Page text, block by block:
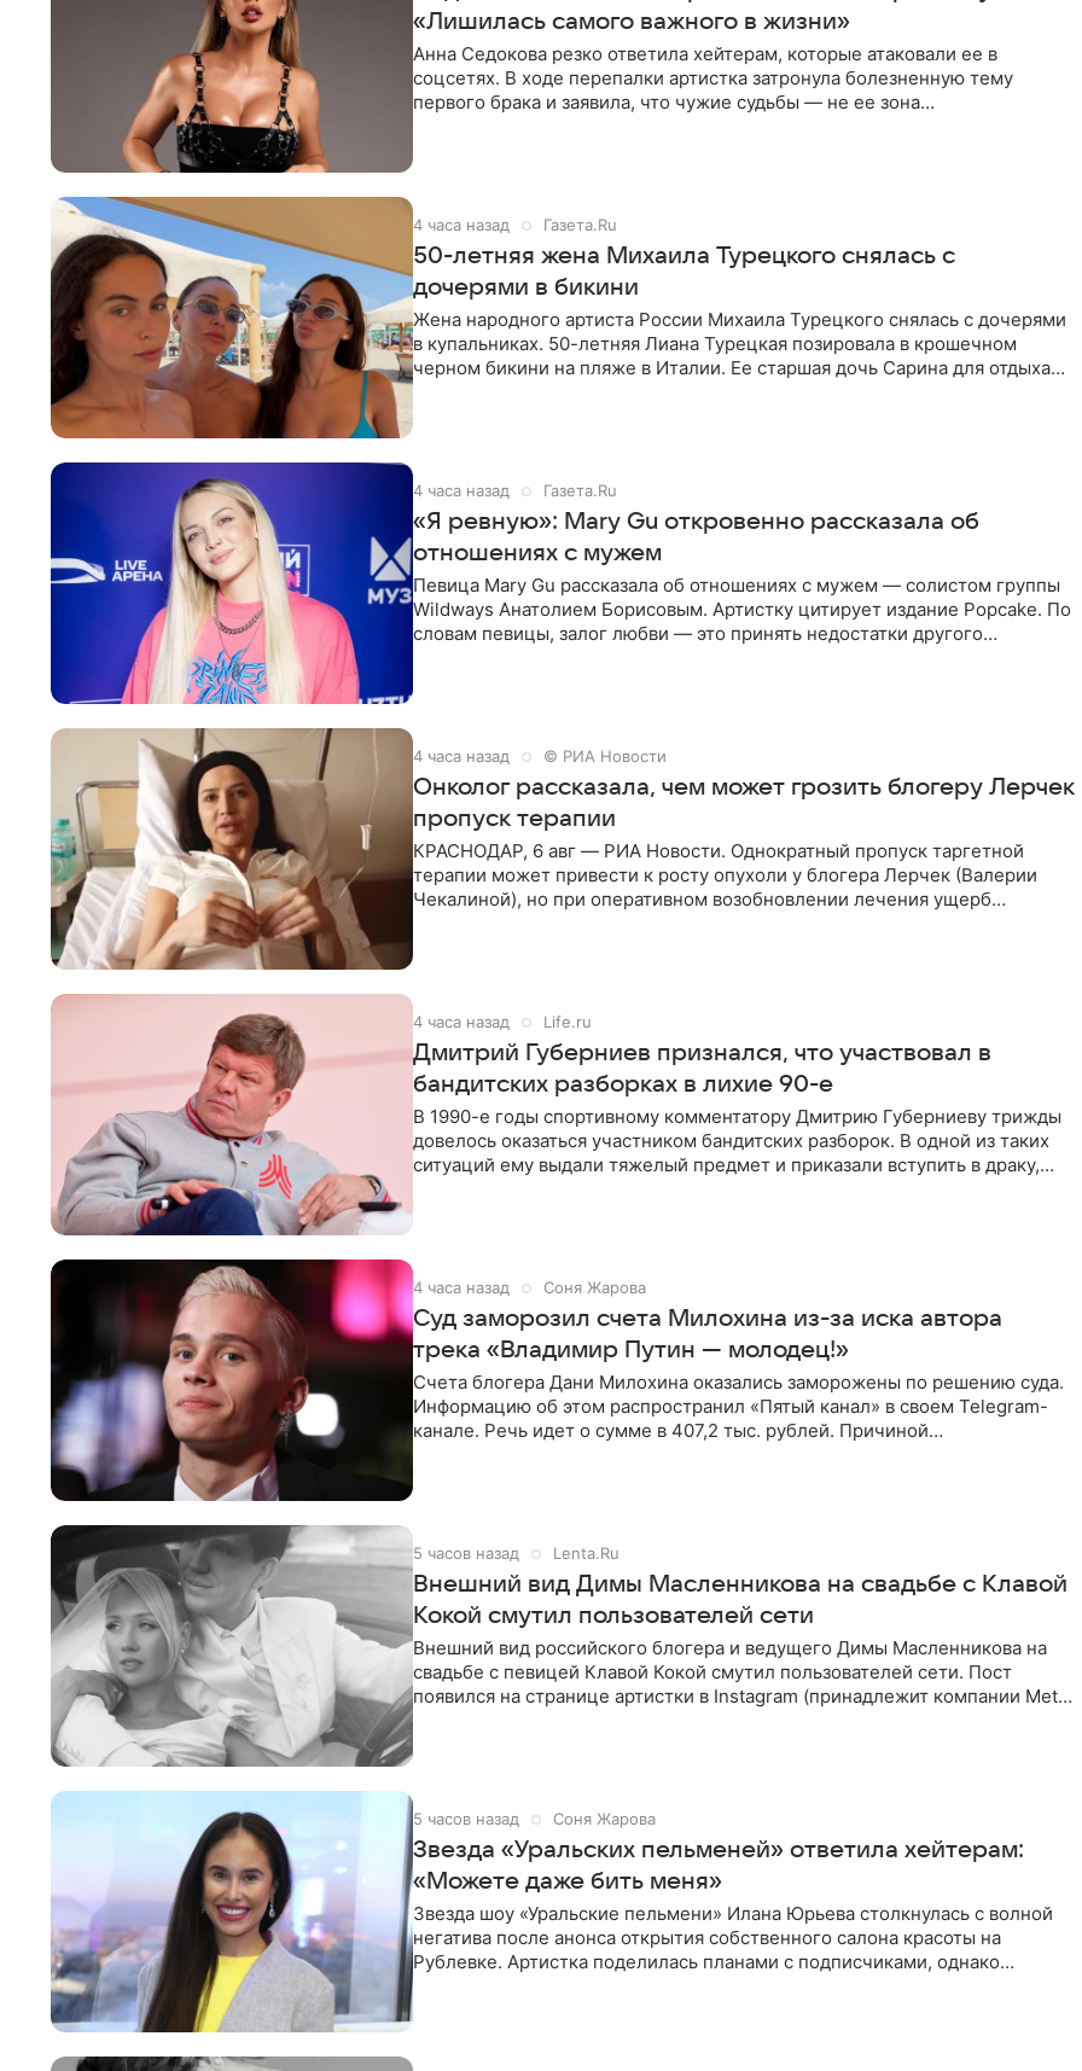
«Лишилась самого важного в жизни»
Анна Седокова резко ответила хейтерам, которые атаковали ее в
соцсетях. В ходе перепалки артистка затронула болезненную тему
первого брака и заявила, что чужие судьбы — не ее зона
4 часа назад Газета.Ru
50-летняя жена Михаила Турецкого снялась с
дочерями в бикини
Жена народного артиста России Михаила Турецкого снялась с дочерями
в купальниках. 50-летняя Лиана Турецкая позировала в крошечном
черном бикини на пляже в Италии. Ее старшая дочь Сарина для отдыха
4 часа назад Газета.Ru
«Я ревную»: Mary Gu откровенно рассказала об
отношениях с мужем
Певица Mary Gu рассказала об отношениях с мужем — солистом группы
Wildways Анатолием Борисовым. Артистку цитирует издание Popcake. По
словам певицы, залог любви — это принять недостатки другого
4 часа назад © РИА Новости
Онколог рассказала, чем может грозить блогеру Лерчек
пропуск терапии
КРАСНОДАР, 6 авг — РИА Новости. Однократный пропуск таргетной
терапии может привести к росту опухоли у блогера Лерчек (Валерии
Чекалиной), но при оперативном возобновлении лечения ущерб
4 часа назад Life.ru
Дмитрий Губерниев признался, что участвовал в
бандитских разборках в лихие 90-е
В 1990-е годы спортивному комментатору Дмитрию Губерниеву трижды
довелось оказаться участником бандитских разборок. В одной из таких
ситуаций ему выдали тяжелый предмет и приказали вступить в драку,
4 часа назад Соня Жарова
Суд заморозил счета Милохина из-за иска автора
трека «Владимир Путин — молодец!»
Счета блогера Дани Милохина оказались заморожены по решению суда.
Информацию об этом распространил «Пятый канал» в своем Telegram-
канале. Речь идет о сумме в 407,2 тыс. рублей. Причиной
5 часов назад Lenta.Ru
Внешний вид Димы Масленникова на свадьбе с Клавой
Кокой смутил пользователей сети
Внешний вид российского блогера и ведущего Димы Масленникова на
свадьбе с певицей Клавой Кокой смутил пользователей сети. Пост
появился на странице артистки в Instagram (принадлежит компании Meta,
5 часов назад Соня Жарова
Звезда «Уральских пельменей» ответила хейтерам:
«Можете даже бить меня»
Звезда шоу «Уральские пельмени» Илана Юрьева столкнулась с волной
негатива после анонса открытия собственного салона красоты на
Рублевке. Артистка поделилась планами с подписчиками, однако